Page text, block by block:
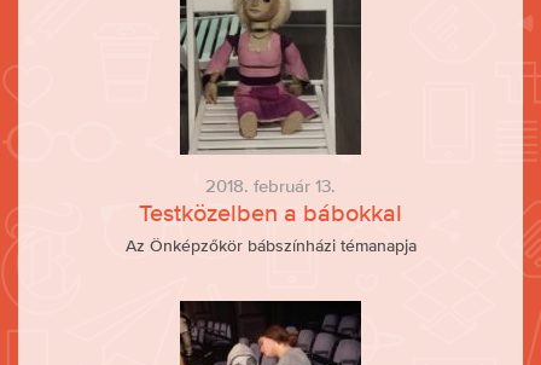
2018. február 13.
Testközelben a bábokkal
Az Önképzőkör bábszínházi témanapja